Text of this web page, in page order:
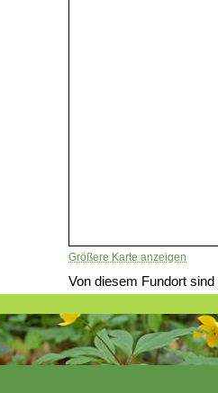
Größere Karte anzeigen
Von diesem Fundort